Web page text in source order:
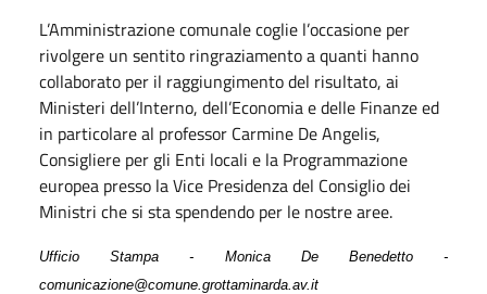
L’Amministrazione comunale coglie l’occasione per
rivolgere un sentito ringraziamento a quanti hanno
collaborato per il raggiungimento del risultato, ai
Ministeri dell’Interno, dell’Economia e delle Finanze ed
in particolare al professor Carmine De Angelis,
Consigliere per gli Enti locali e la Programmazione
europea presso la Vice Presidenza del Consiglio dei
Ministri che si sta spendendo per le nostre aree.
Ufficio Stampa - Monica De Benedetto -
comunicazione@comune.grottaminarda.av.it